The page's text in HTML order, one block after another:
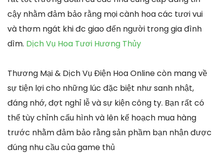
cậy nhằm đảm bảo rằng mọi cành hoa các tươi vui
và thơm ngát khi đc giao đến người trong gia đình
dìm. Dịch Vụ Hoa Tươi Hương Thủy
Thương Mại & Dịch Vụ Điện Hoa Online còn mang về
sự tiện lợi cho những lúc đặc biệt như sanh nhật,
đáng nhớ, đợt nghỉ lễ và sự kiện công ty. Bạn rất có
thể tùy chỉnh cấu hình và lên kế hoạch mua hàng
trước nhằm đảm bảo rằng sản phầm bạn nhận được
đúng nhu cầu của game thủ